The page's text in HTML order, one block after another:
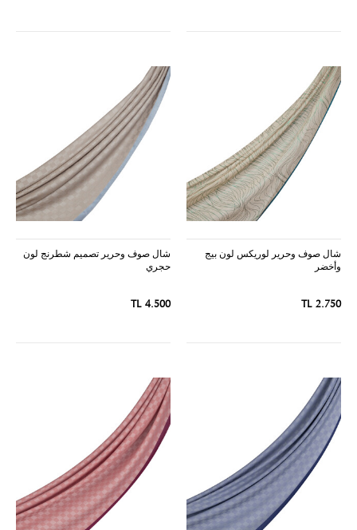
شال صوف وحرير لوريكس لون بيج
وأخضر
2.750 TL
شال صوف وحرير تصميم شطرنج لون
حجري
4.500 TL